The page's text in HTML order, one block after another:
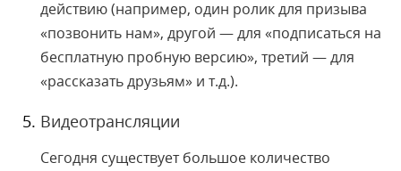
действию (например, один ролик для призыва
«позвонить нам», другой — для «подписаться на
бесплатную пробную версию», третий — для
«рассказать друзьям» и т.д.).
Видеотрансляции
Сегодня существует большое количество